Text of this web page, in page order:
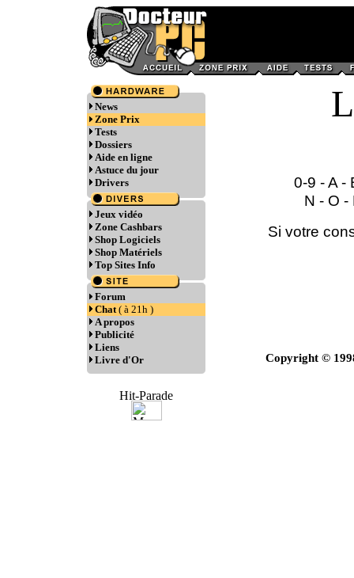
News
Zone Prix
Tests
Dossiers
Aide en ligne
Astuce du jour
Drivers
Jeux vidéo
Zone Cashbars
Shop Logiciels
Shop Matériels
Top Sites Info
Forum
Chat( à 21h )
A propos
Publicité
Liens
Livre d'Or
0-9 -A -
N - O -
Si votre
Copyright ©